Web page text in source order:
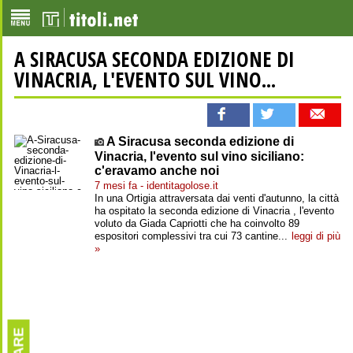
A SIRACUSA SECONDA EDIZIONE DI
VINACRIA, L'EVENTO SUL VINO...
A Siracusa seconda edizione di
Vinacria, l'evento sul vino siciliano:
c'eravamo anche noi
7 mesi fa - identitagolose.it
In una Ortigia attraversata dai venti d'autunno, la città
ha ospitato la seconda edizione di Vinacria , l'evento
voluto da Giada Capriotti che ha coinvolto 89
espositori complessivi tra cui 73 cantine... leggi di più
»